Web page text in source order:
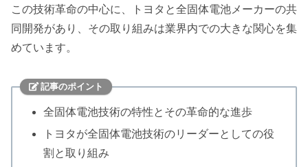
この技術革命の中心に、トヨタと全固体電池メーカーの共
同開発があり、その取り組みは業界内での大きな関心を集
めています。
記事のポイント
全固体電池技術の特性とその革命的な進歩
トヨタが全固体電池技術のリーダーとしての役
割と取り組み